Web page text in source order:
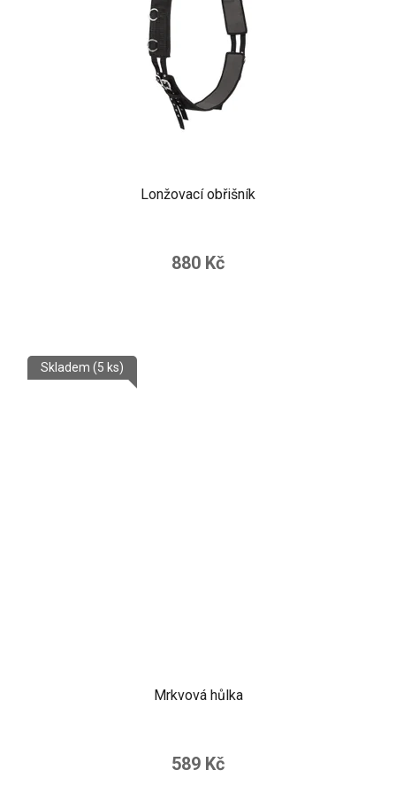
Lonžovací obřišník
880 Kč
Mrkvová hůlka
hodnocení
Skladem (5 ks)
589 Kč